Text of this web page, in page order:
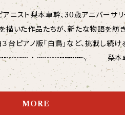
描いた作品たちが、新たな物語を紡
台ピアノ版「白鳥」など、挑戦し続
D274) 録音：2025年5月14-15日
MORE